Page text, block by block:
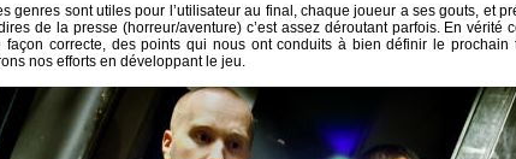
genres sont utiles pour l’utilisateur au final, chaque joueur a ses gouts, et
de la presse (horreur/aventure) c’est assez déroutant parfois. En
correcte, des points qui nous ont conduits à bien définir le
nos efforts en développant le jeu.